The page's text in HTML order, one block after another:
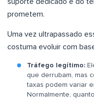
prometem.
Uma vez ultrapassado
costuma evoluir com
Tráfego legítimo:
que derrubam, mas
taxas podem variar
Normalmente,